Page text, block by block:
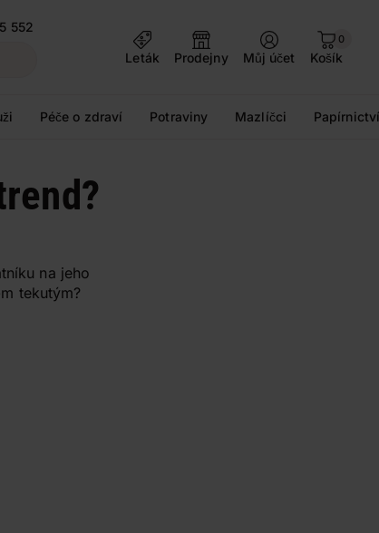
552
Leták
Prodejny Můj účet
0
Košík
Péče o zdraví Potraviny Mazlíčci
na jeho
tekutým?